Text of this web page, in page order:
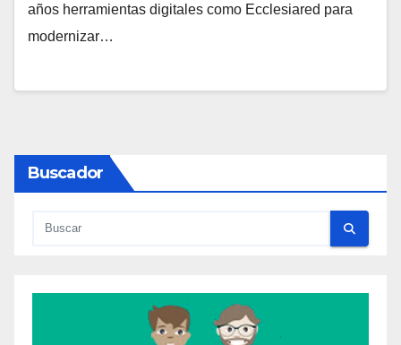
A
O
años herramientas digitales como Ecclesiared para
modernizar…
Buscador